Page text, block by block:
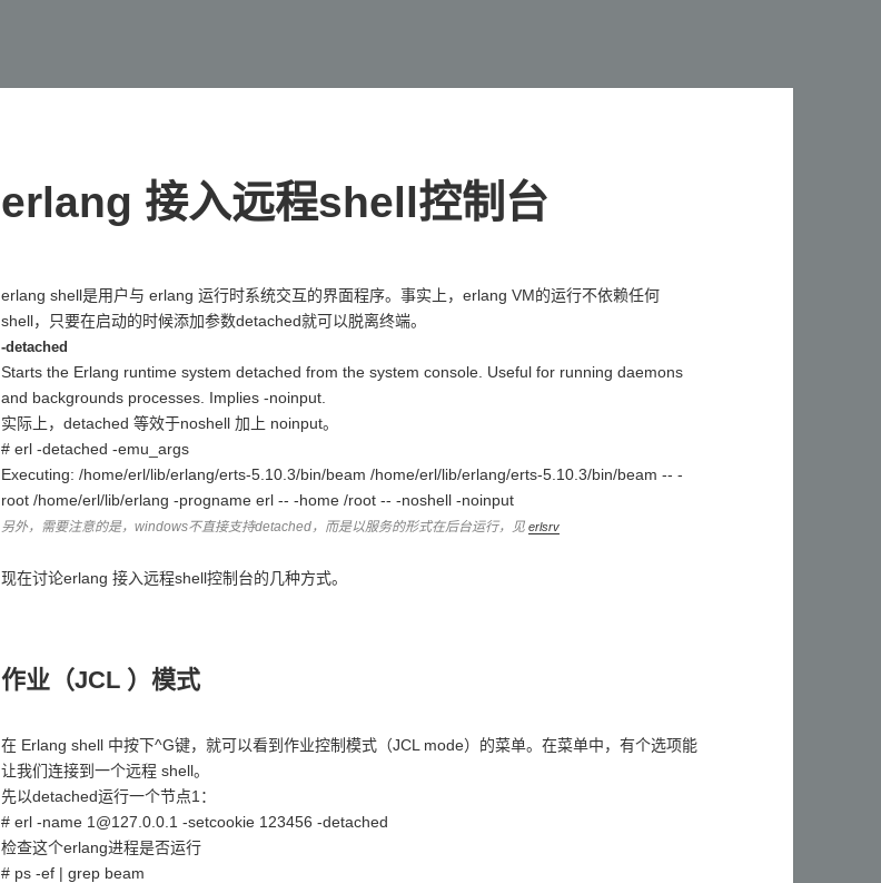
erlang 接入远程shell控制台
erlang shell是用户与 erlang 运行时系统交互的界面程序。事实上，erlang VM的运行不依赖任何
shell，只要在启动的时候添加参数detached就可以脱离终端。
-detached
Starts the Erlang runtime system detached from the system console. Useful for running daemons
and backgrounds processes. Implies -noinput.
实际上，detached 等效于noshell 加上 noinput。
# erl -detached -emu_args
Executing: /home/erl/lib/erlang/erts-5.10.3/bin/beam /home/erl/lib/erlang/erts-5.10.3/bin/beam -- -
root /home/erl/lib/erlang -progname erl -- -home /root -- -noshell -noinput
另外，需要注意的是，windows不直接支持detached，而是以服务的形式在后台运行，见erlsrv
现在讨论erlang 接入远程shell控制台的几种方式。
作业（JCL ）模式
在 Erlang shell 中按下^G键，就可以看到作业控制模式（JCL mode）的菜单。在菜单中，有个选项能
让我们连接到一个远程 shell。
先以detached运行一个节点1：
# erl -name 1@127.0.0.1 -setcookie 123456 -detached
检查这个erlang进程是否运行
# ps -ef | grep beam